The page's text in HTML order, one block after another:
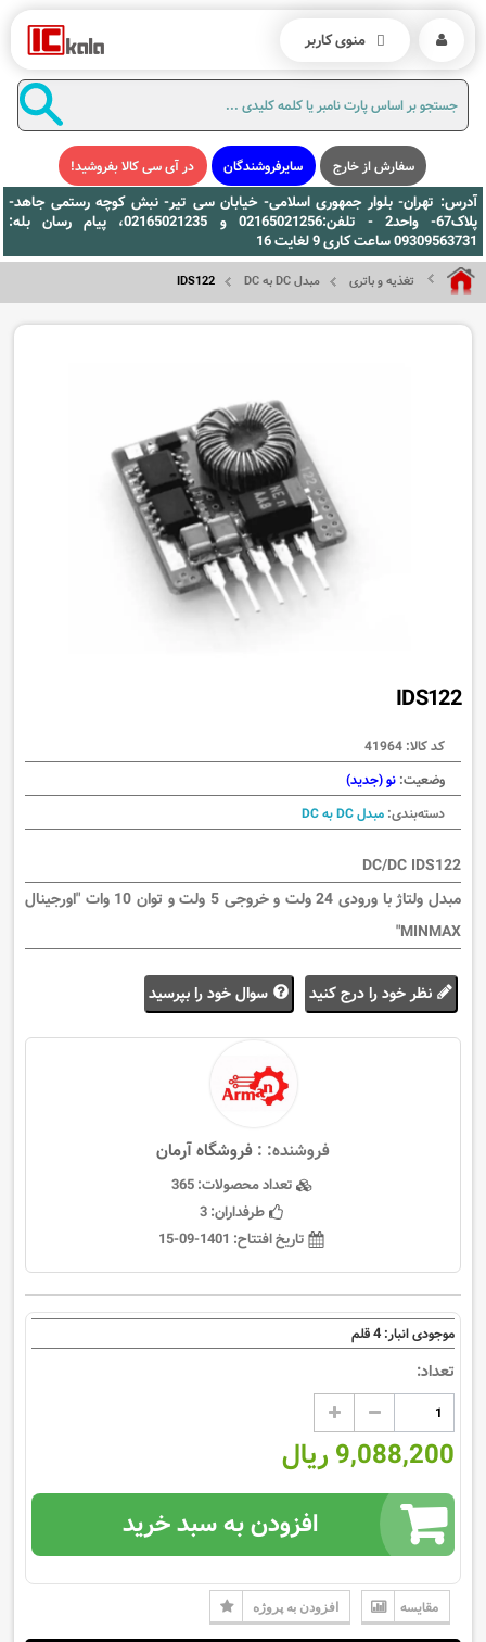
سفارش از خارج سایرفروشندگان در آی سی کالا بفروشید!
آدرس: تهران- بلوار جمهوری اسلامی- خیابان سی تیر- نبش کوچه رستمی جاهد-
پلاک67- واحد2 - تلفن:02165021256 و 02165021235، پیام رسان بله:
09309563731 ساعت کاری 9 لغایت 16
تغذیه و باتری مبدل DC به DC IDS122
IDS122
کد کالا: 41964
وضعیت: نو (جدید)
دسته‌بندی: مبدل DC به DC
DC/DC IDS122
مبدل ولتاژ با ورودی 24 ولت و خروجی 5 ولت و توان 10 وات "اورجینال
MINMAX"
نظر خود را درج کنید سوال خود را بپرسید
فروشنده: : فروشگاه آرمان
تعداد محصولات:365
طرفداران:3
تاریخ افتتاح: 1401-09-15
موجودی انبار: 4قلم
تعداد:
9,088,200 ریال
افزودن به سبد خرید
مقایسه افزودن به پروژه
منوی کاربر